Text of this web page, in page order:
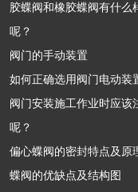
胶蝶阀和橡胶蝶阀有什么
呢？
阀门的手动装置
如何正确选用阀门电动装
阀门安装施工作业时应该
呢？
偏心蝶阀的密封特点及原
蝶阀的优缺点及结构图